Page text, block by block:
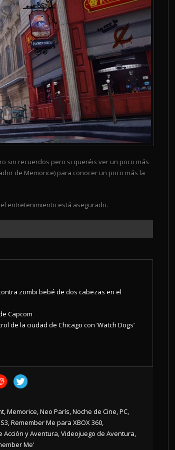
sin recuerdos pero si queréis ver un poco más
de Memorice) para conocer un poco más la
entretenimiento está asegurado.
zombi bebé de dos cabezas en el
Capcom
de la ciudad de Chicago con ‘Watch Dogs’
,Memorice,Neo París,Noche de Cine,PC,
,Remember Me para XBOX 360,
Acción y Aventura,Videojuego de Aventura,
Me'